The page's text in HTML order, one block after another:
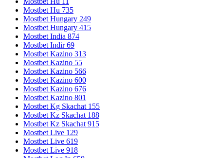
Mostbet Hu 735
Mostbet Hungary 249
Mostbet Hungary 415
Mostbet India 874
Mostbet Indir 69
Mostbet Kazino 313
Mostbet Kazino 55
Mostbet Kazino 566
Mostbet Kazino 600
Mostbet Kazino 676
Mostbet Kazino 801
Mostbet Kg Skachat 155
Mostbet Kz Skachat 188
Mostbet Kz Skachat 915
Mostbet Live 129
Mostbet Live 619
Mostbet Live 918